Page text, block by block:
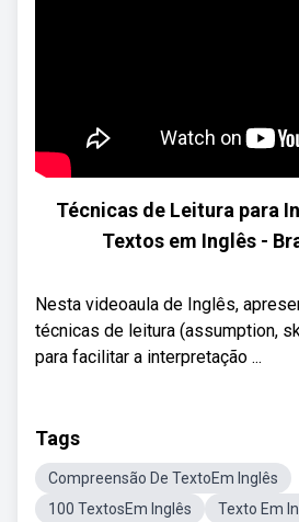
Técnicas de Leitura para
Textos em Inglês -
Nesta videoaula de Inglês,
técnicas de leitura (assumption,
para facilitar a interpretação ...
Tags
Compreensão De TextoEm Inglês
100 TextosEm Inglês
Texto Em